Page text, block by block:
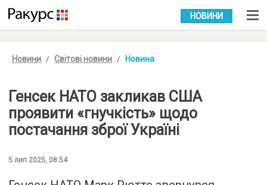
УКР РУС
НОВИНИ
Новини Світові новини Новина
Генсек НАТО закликав США
проявити «гнучкість» щодо
постачання зброї Україні
5 лип 2025, 08:54